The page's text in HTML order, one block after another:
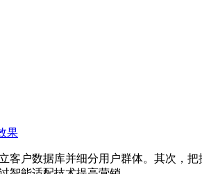
果
户数据库并细分用户群体。其次，